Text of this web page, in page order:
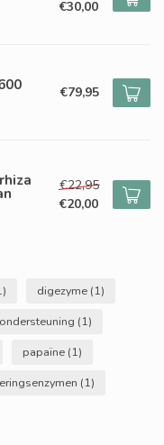
€30,00
€79,95
€22,95
€20,00
digezyme (1)
(1)
papaïne (1)
(1)